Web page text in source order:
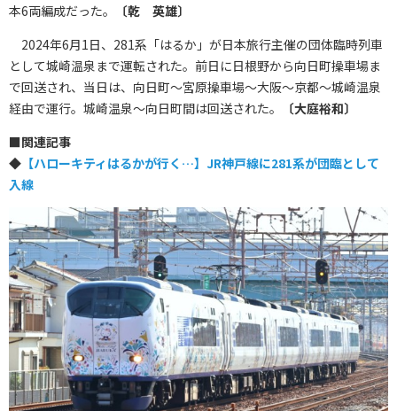
本6両編成だった。
〔乾 英雄〕
2024年6月1日、281系「はるか」が日本旅行主催の団体臨時列車
として城崎温泉まで運転された。前日に日根野から向日町操車場ま
で回送され、当日は、向日町～宮原操車場～大阪～京都～城崎温泉
経由で運行。城崎温泉～向日町間は回送された。
〔大庭裕和〕
■関連記事
◆ 【ハローキティはるかが行く…】JR神戸線に281系が団臨として
入線